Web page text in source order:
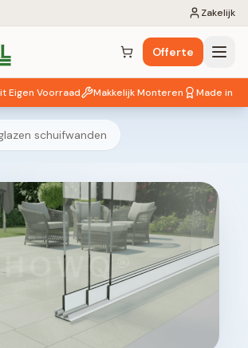
Zakelijk
Winkelwagen ( 0 items)
Offerte
Eigen Voorraad Makkelijk Monteren Made in EU
schuifwanden
HOWQ®